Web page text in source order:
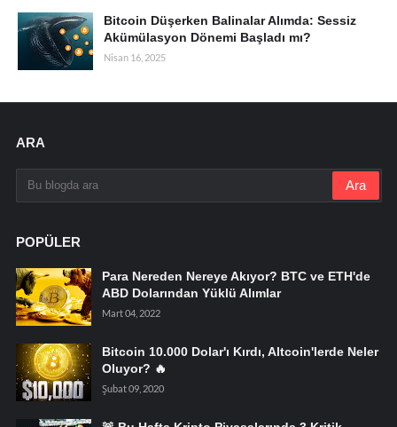
Bitcoin Düşerken Balinalar Alımda: Sessiz
Akümülasyon Dönemi Başladı mı?
Nisan 16, 2025
ARA
POPÜLER
Para Nereden Nereye Akıyor? BTC ve ETH'de
ABD Dolarından Yüklü Alımlar
Mart 04, 2022
Bitcoin 10.000 Dolar'ı Kırdı, Altcoin'lerde Neler
Oluyor? 🔥
Şubat 09, 2020